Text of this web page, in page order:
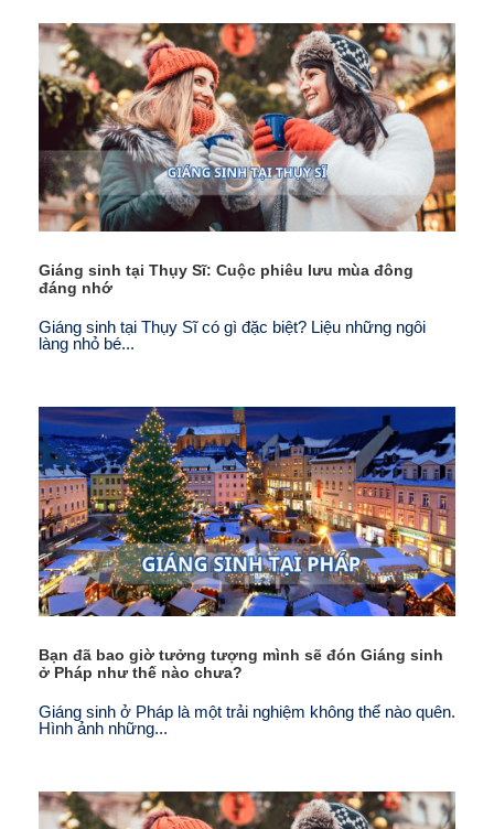
Giáng sinh tại Thụy Sĩ: Cuộc phiêu lưu mùa đông
đáng nhớ
Giáng sinh tại Thụy Sĩ có gì đặc biệt? Liệu những ngôi
làng nhỏ bé...
Bạn đã bao giờ tưởng tượng mình sẽ đón Giáng sinh
ở Pháp như thế nào chưa?
Giáng sinh ở Pháp là một trải nghiệm không thể nào quên.
Hình ảnh những...